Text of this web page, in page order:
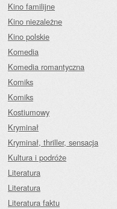
Kino familijne
Kino niezależne
Kino polskie
Komedia
Komedia romantyczna
Komiks
Komiks
Kostiumowy
Kryminał
Kryminał, thriller, sensacja
Kultura i podróże
Literatura
Literatura
Literatura faktu